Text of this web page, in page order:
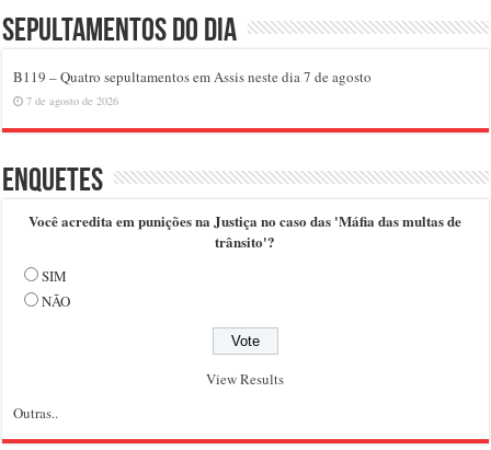
Sepultamentos do dia
B119 – Quatro sepultamentos em Assis neste dia 7 de agosto
7 de agosto de 2026
Enquetes
Você acredita em punições na Justiça no caso das 'Máfia das multas de
trânsito'?
SIM
NÃO
View Results
Outras..